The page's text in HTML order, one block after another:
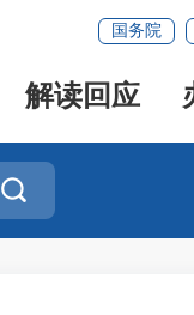
国务院
解读回应
